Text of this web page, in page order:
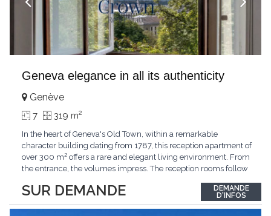
Geneva elegance in all its authenticity
SUR DEMANDE
Genève
7 319 m2
In the heart of Geneva's Old Town, within a remarkable
character building dating from 1787, this reception apartment of
over 300 m² offers a rare and elegant living environment. From
the entrance, the volumes impress. The reception rooms follow
period architecture. High ceilings, finely crafted stuccoes,
moldings, woodwork, old fireplaces,...
DEMANDE
D'INFOS